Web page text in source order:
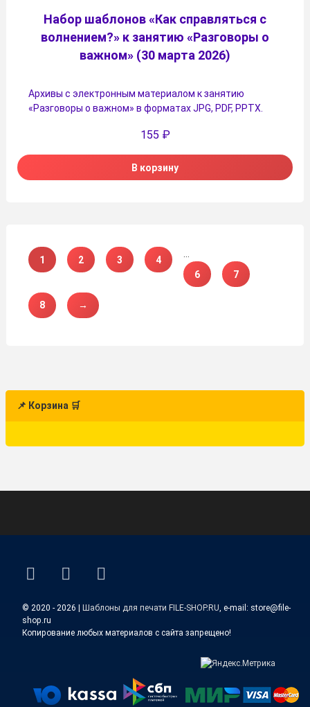
Набор шаблонов «Как справляться с
волнением?» к занятию «Разговоры о
важном» (30 марта 2026)
Архивы с электронным материалом к занятию
«Разговоры о важном» в форматах JPG, PDF, PPTX.
155 ₽
В корзину
1 2 3 4
6
7
8 →
📌 Корзина 🛒
ВКонтакте
YouTube
E-mail
© 2020 - 2026 | Шаблоны для печати FILE-SHOP.RU , e-mail: store@file-
shop.ru
Копирование любых материалов с сайта запрещено!